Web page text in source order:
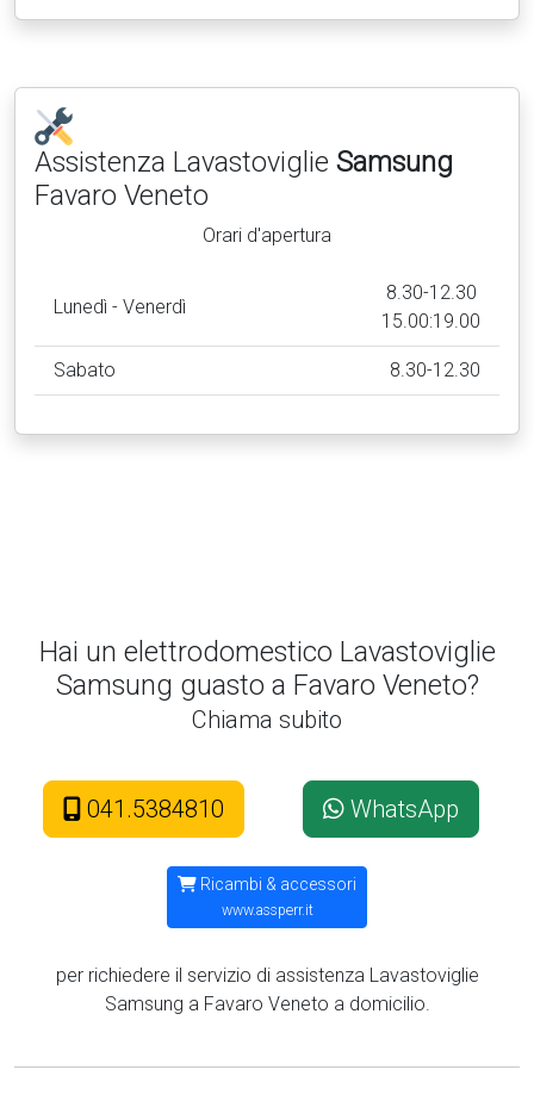
Assistenza Lavastoviglie Samsung
Favaro Veneto
Orari d'apertura
Lunedì - Venerdì
8.30-12.30
15.00:19.00
Sabato 8.30-12.30
Hai un elettrodomestico Lavastoviglie
Samsung guasto a Favaro Veneto?
Chiama subito
041.5384810 WhatsApp
Ricambi & accessori
www.assperr.it
per richiedere il servizio di assistenza Lavastoviglie
Samsung a Favaro Veneto a domicilio.